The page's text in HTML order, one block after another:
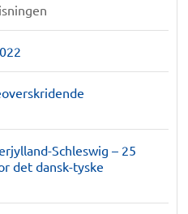
Schleswig – 25
det dansk-tyske